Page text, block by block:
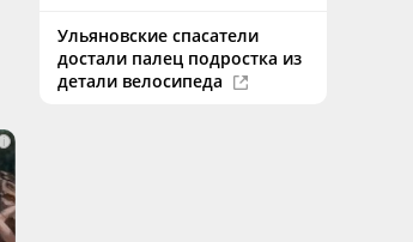
i
Ульяновские спасатели
достали палец подростка из
детали велосипеда